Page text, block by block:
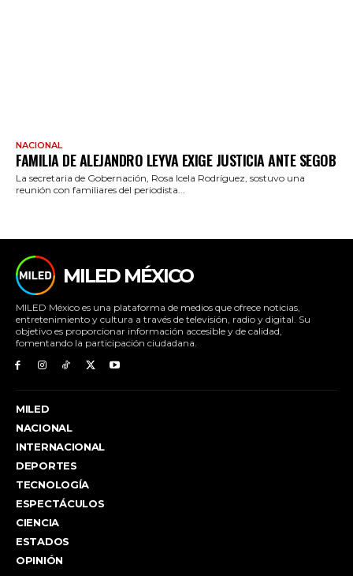
NACIONAL
FAMILIA DE ALEJANDRO LEYVA EXIGE JUSTICIA ANTE SEGOB
La secretaria de Gobernación, Rosa Icela Rodríguez, sostuvo una
reunión con familiares del periodista...
MILED MÉXICO
MILED México es una plataforma de medios que ofrece noticias,
entretenimiento y cultura a través de televisión, radio y digital. Su
objetivo es proporcionar información accesible y de calidad,
fomentando la participación ciudadana.
MILED
NACIONAL
INTERNACIONAL
DEPORTES
TECNOLOGÍA
ESPECTÁCULOS
CIENCIA
ESTADOS
OPINIÓN